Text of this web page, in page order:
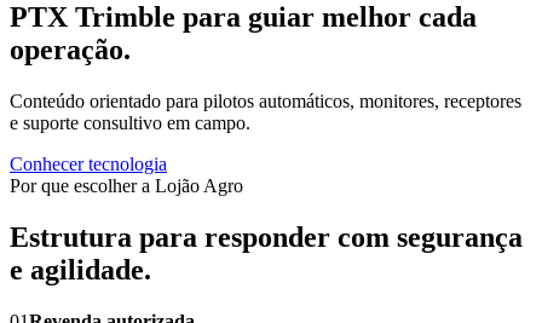
PTX Trimble para guiar melhor cada
operação.
Conteúdo orientado para pilotos automáticos, monitores, receptores
e suporte consultivo em campo.
Conhecer tecnologia
Por que escolher a Lojão Agro
Estrutura para responder com segurança
e agilidade.